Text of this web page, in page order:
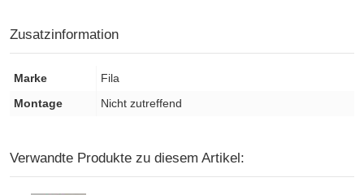
Zusatzinformation
Marke
Fila
Montage
Nicht zutreffend
Verwandte Produkte zu diesem Artikel: